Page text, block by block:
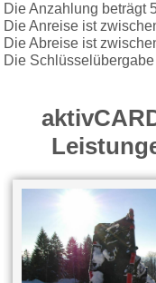
Die Anzahlung beträgt
Die Anreise ist
Die Abreise ist
Die